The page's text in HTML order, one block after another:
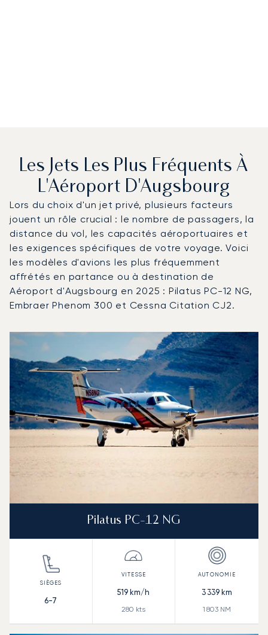
Les Jets Les Plus Fréquents À
L'Aéroport D'Augsbourg
Lors du choix d'un jet privé, plusieurs facteurs
jouent un rôle crucial : le nombre de passagers, la
distance du vol, les capacités aéroportuaires et
les exigences spécifiques de votre voyage. Voici
les modèles d'avions les plus fréquemment
affrétés en partance ou à destination de
Aéroport d'Augsbourg en 2025 : Pilatus PC-12 NG,
Embraer Phenom 300 et Cessna Citation CJ2.
Photo de l'aéronef
Modèle d'aéronef
Sièges
Vitesse (km/h)
Vitesse (nœuds) Autonomie (km)
Autonomie (NM)
Pilatus PC-12 NG
6-7
519 km/h
280 kts
3 339 km
1 803 NM